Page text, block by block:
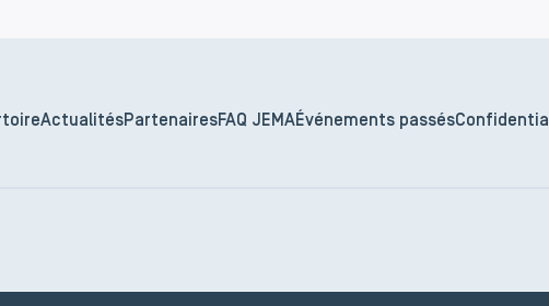
ActualitésPartenairesFAQ JEMAÉvénements passés